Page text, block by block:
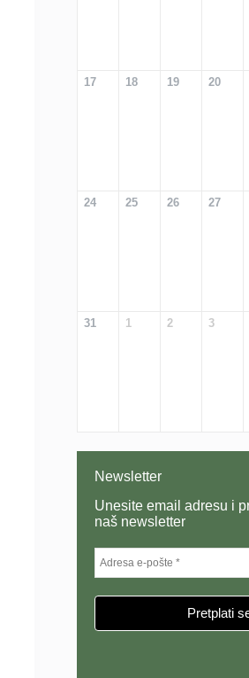
17 18 19 20
24 25 26 27
31 1 2 3
Newsletter
Unesite email adresu i
naš newsletter